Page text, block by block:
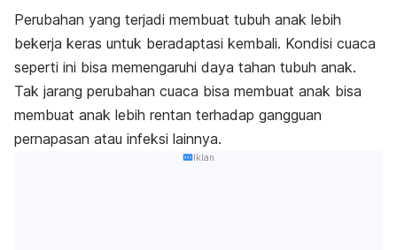
Perubahan yang terjadi membuat tubuh anak lebih
bekerja keras untuk beradaptasi kembali. Kondisi cuaca
seperti ini bisa memengaruhi daya tahan tubuh anak.
Tak jarang perubahan cuaca bisa membuat anak bisa
membuat anak lebih rentan terhadap gangguan
pernapasan atau infeksi lainnya.
Iklan